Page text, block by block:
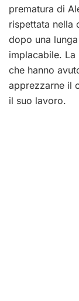
prematura di
rispettata nella
dopo una
implacabile.
che hanno
apprezzarne il
il suo lavoro.